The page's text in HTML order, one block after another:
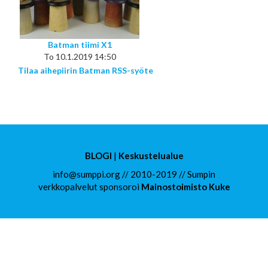
Batman tiimi X1
To 10.1.2019 14:50
Tilaa aihepiirin Batman RSS-syöte
BLOGI | Keskustelualue
info@sumppi.org // 2010-2019 // Sumpin
verkkopalvelut sponsoroi Mainostoimisto Kuke